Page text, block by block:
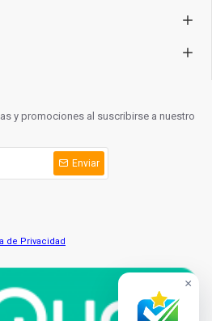
y promociones al suscribirse a nuestro
Enviar
de Privacidad
×